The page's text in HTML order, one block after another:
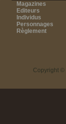
Magazines
Editeurs
Individus
Personnages
Règlement
Copyright ©